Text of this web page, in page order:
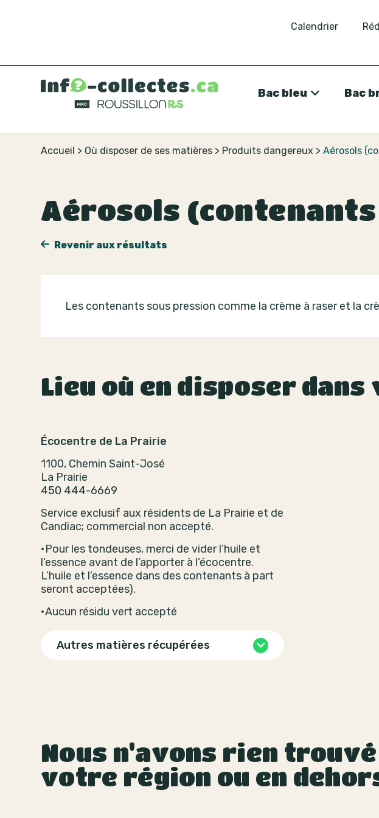
Calendrier
Bac bleu Bac
Accueil > Où disposer de ses matières > Produits dangereux >Aérosols
Aérosols
Revenir aux résultats
Les contenants sous pression comme la crème à raser et la
Lieu où en disposer
Écocentre de La Prairie
1100, Chemin Saint-José
La Prairie
450 444-6669
Service exclusif aux résidents de La Prairie et de
Candiac; commercial non accepté.
•Pour les tondeuses, merci de vider l’huile et
l’essence avant de l’apporter à l’écocentre.
L’huile et l’essence dans des contenants à part
seront acceptées).
•Aucun résidu vert accepté
Autres matières récupérées
Nous n'avons rien
votre région ou en